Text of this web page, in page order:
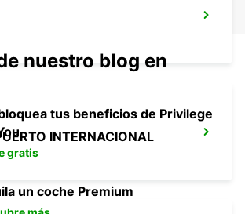
INTERNACIONAL
nuestro blog en
tus beneficios de Privilege
gratis
un coche Premium